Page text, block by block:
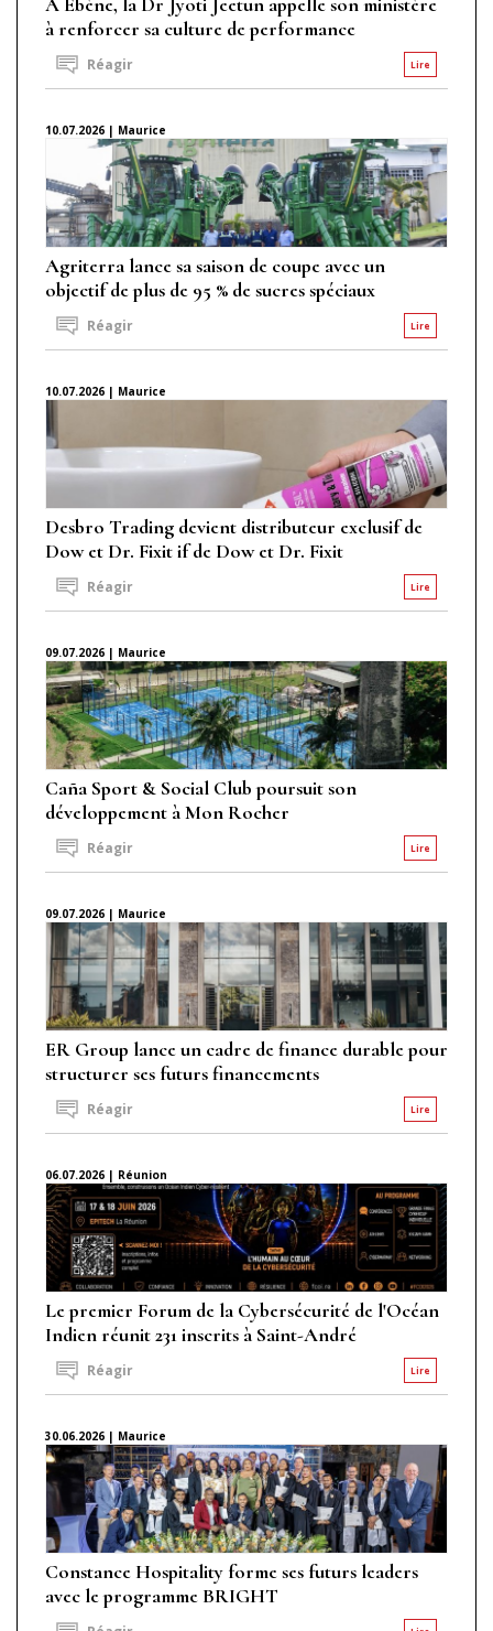
à renforcer sa culture de performance
Lire
Réagir
10.07.2026 | Maurice
Agriterra lance sa saison de coupe avec un
objectif de plus de 95 % de sucres spéciaux
Lire
Réagir
10.07.2026 | Maurice
Desbro Trading devient distributeur exclusif de
Dow et Dr. Fixit if de Dow et Dr. Fixit
Lire
Réagir
09.07.2026 | Maurice
Caña Sport & Social Club poursuit son
développement à Mon Rocher
Lire
Réagir
09.07.2026 | Maurice
ER Group lance un cadre de finance durable pour
structurer ses futurs financements
Lire
Réagir
06.07.2026 | Réunion
Le premier Forum de la Cybersécurité de l'Océan
Indien réunit 231 inscrits à Saint-André
Lire
Réagir
30.06.2026 | Maurice
Constance Hospitality forme ses futurs leaders
avec le programme BRIGHT